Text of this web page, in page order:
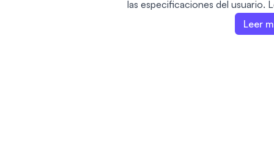
las especificaciones del usuario.
seleccionar una acción (como
enfoque y un tema, y
Leer